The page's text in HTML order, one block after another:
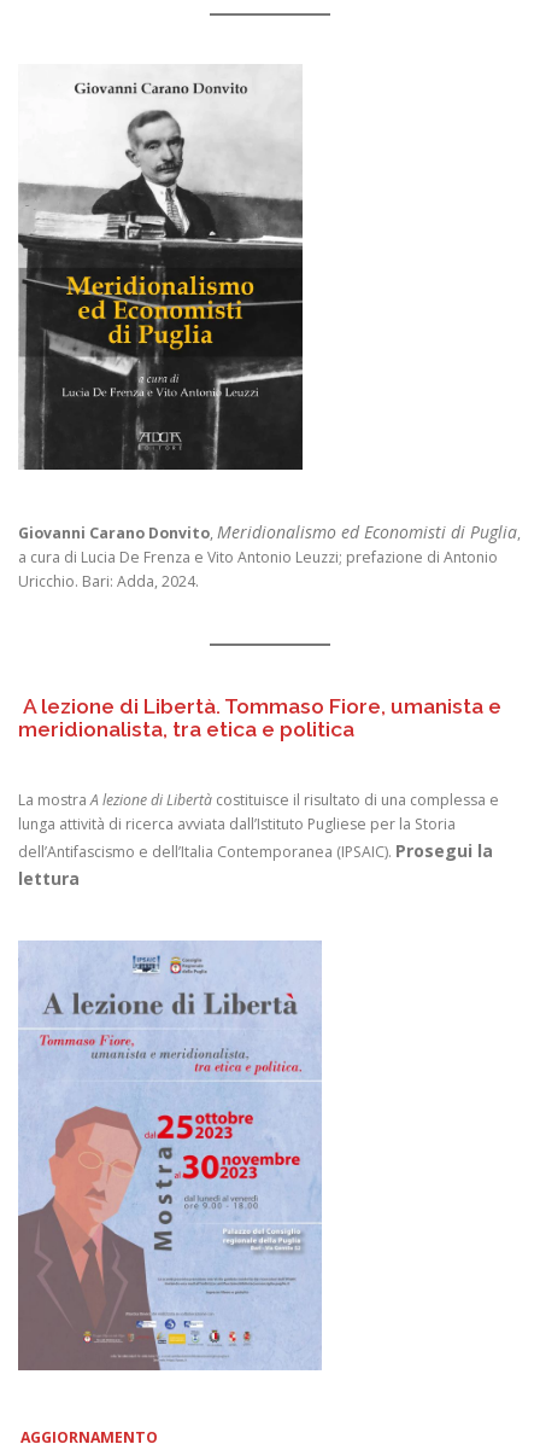
Giovanni Carano Donvito, Meridionalismo ed Economisti di Puglia,
a cura di Lucia De Frenza e Vito Antonio Leuzzi; prefazione di Antonio
Uricchio. Bari: Adda, 2024.
A lezione di Libertà. Tommaso Fiore, umanista e
meridionalista, tra etica e politica
La mostraA lezione di Libertà costituisce il risultato di una complessa e
lunga attività di ricerca avviata dall’Istituto Pugliese per la Storia
dell’Antifascismo e dell’Italia Contemporanea (IPSAIC). Prosegui la
lettura
AGGIORNAMENTO